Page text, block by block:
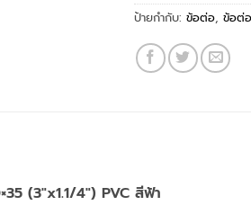
ป้ายกำกับ:ข้อต่อ,ข้อต่
(3″x1.1/4″) PVC สีฟ้า